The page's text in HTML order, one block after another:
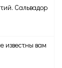
Сальвадор
известны вам